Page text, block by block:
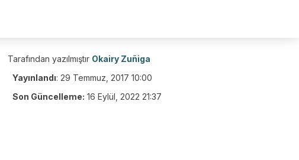
Tarafından yazılmıştır Okairy Zuñiga
Yayınlandı: 29 Temmuz, 2017 10:00
Son Güncelleme: 16 Eylül, 2022 21:37